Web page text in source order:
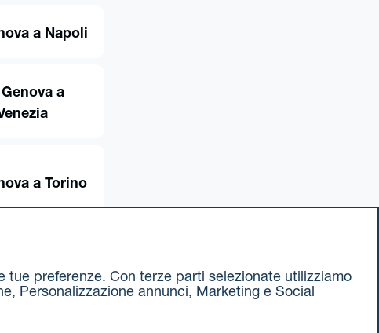
a Napoli
a
a Torino
preferenze. Con terze parti selezionate utilizziamo
Personalizzazione annunci, Marketing e Social